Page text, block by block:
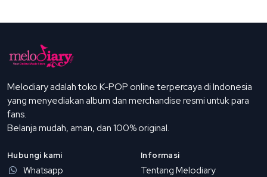
Melodiary adalah toko K-POP online terpercaya di Indonesia
yang menyediakan album dan merchandise resmi untuk para
fans.
Belanja mudah, aman, dan 100% original.
Hubungi kami
Whatsapp
Informasi
Tentang Melodiary